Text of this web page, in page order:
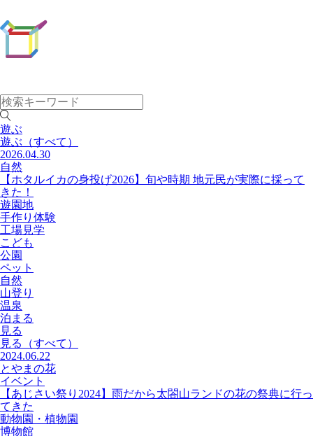
遊ぶ
遊ぶ （すべて）
2026.04.30
自然
【ホタルイカの身投げ2026】旬や時期 地元民が実際に採って
きた！
遊園地
手作り体験
工場見学
こども
公園
ペット
自然
山登り
温泉
泊まる
見る
見る
（すべて）
2024.06.22
とやまの花
イベント
【あじさい祭り2024】雨だから太閤山ランドの花の祭典に行っ
てきた
動物園・植物園
博物館